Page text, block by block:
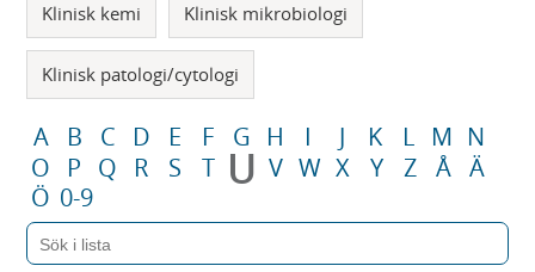
Klinisk kemi Klinisk mikrobiologi
Klinisk patologi/cytologi
A B C D E F G H I J K L M N
O
P Q R S T U V W X Y Z Å Ä
Ö 0-9